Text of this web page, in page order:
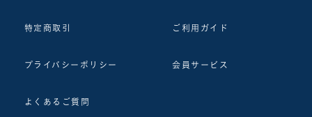
特定商取引 ご利用ガイド
プライバシーポリシー 会員サービス
よくあるご質問